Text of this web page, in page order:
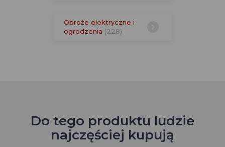
Obroże elektryczne i
ogrodzenia (228)
Do tego produktu ludzie
najczęściej kupują